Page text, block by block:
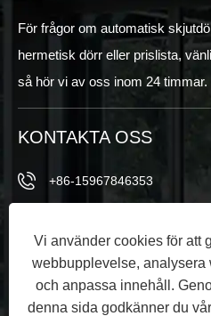
För frågor om automatisk
hermetisk dörr eller prislista,
så hör vi av oss inom 24 timmar.
KONTAKTA OSS
+86-15967846353
info@vezedoors.com
I Industry Park, Hemudi
Vi använder cookies för att
webbupplevelse, analysera
och anpassa innehåll.
denna sida godkänner du